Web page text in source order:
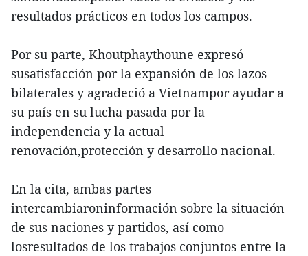
resultados prácticos en todos los campos.
Por su parte, Khoutphaythoune expresó
susatisfacción por la expansión de los lazos
bilaterales y agradeció a Vietnampor ayudar a
su país en su lucha pasada por la
independencia y la actual
renovación,protección y desarrollo nacional.
En la cita, ambas partes
intercambiaroninformación sobre la situación
de sus naciones y partidos, así como
losresultados de los trabajos conjuntos entre la